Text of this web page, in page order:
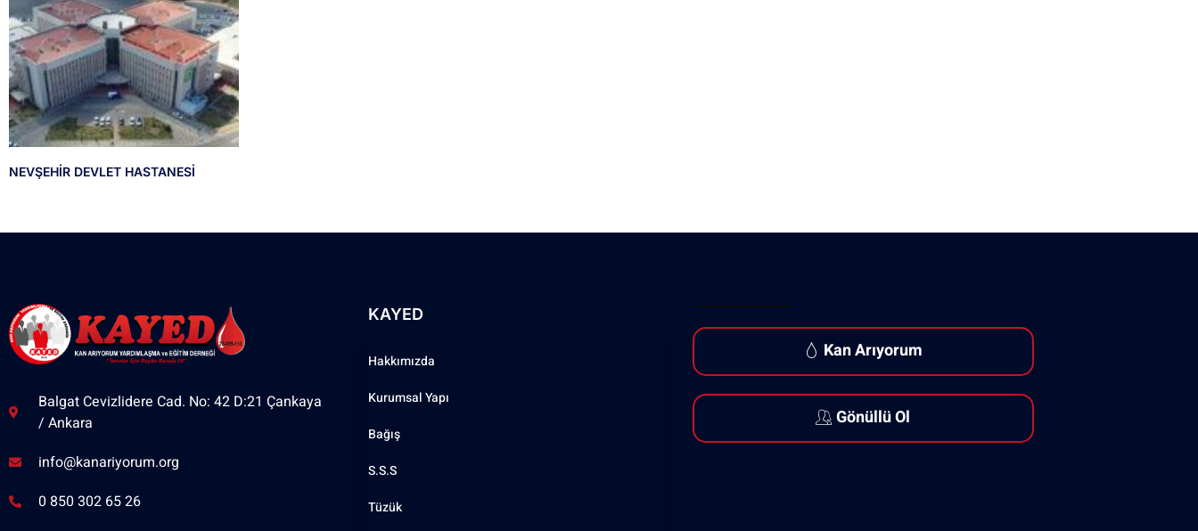
NEVŞEHİR DEVLET HASTANESİ
Balgat Cevizlidere Cad. No: 42 D:21 Çankaya
/ Ankara
info@kanariyorum.org
0 850 302 65 26
KAYED
Hakkımızda
Kurumsal Yapı
Bağış
S.S.S
Tüzük
Kan Arıyorum
Gönüllü Ol